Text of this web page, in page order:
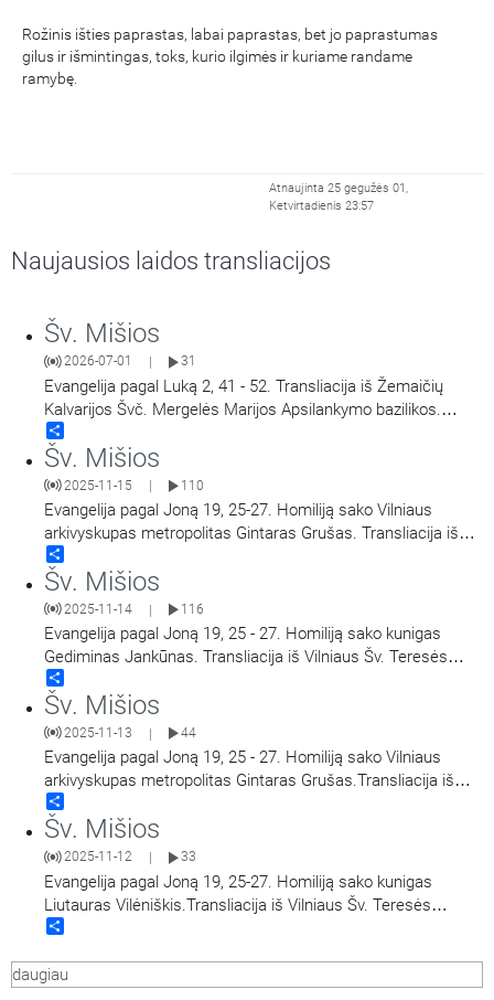
Rožinis išties paprastas, labai paprastas, bet jo paprastumas
gilus ir išmintingas, toks, kurio ilgimės ir kuriame randame
ramybę.
Atnaujinta 25 gegužės 01,
Ketvirtadienis 23:57
Naujausios laidos transliacijos
Šv. Mišios
2026-07-01 31
Evangelija pagal Luką 2, 41 - 52. Transliacija iš Žemaičių
Kalvarijos Švč. Mergelės Marijos Apsilankymo bazilikos.
Didieji Žemaičių Kalvarijos atllaidai. Šv. Mišias aukoja arkiv.
Šv. Mišios
2025-11-15 110
Evangelija pagal Joną 19, 25-27. Homiliją sako Vilniaus
arkivyskupas metropolitas Gintaras Grušas. Transliacija iš
Vilniaus Šv. Teresės bažnyčios. Aušros Vartų Švč. Mergelės
Marijos Gailestingumo Motinos atlaidai.
Šv. Mišios
2025-11-14 | 116
Evangelija pagal Joną 19, 25 - 27. Homiliją sako kunigas
Gediminas Jankūnas. Transliacija iš Vilniaus Šv. Teresės
bažnyčios. Aušros Vartų Švč. Mergelės Marijos
Gailestingumo Motinos atlaidai.
Šv. Mišios
2025-11-13 | 44
Evangelija pagal Joną 19, 25 - 27. Homiliją sako Vilniaus
arkivyskupas metropolitas Gintaras Grušas.Transliacija iš
Vilniaus Šv. Teresės bažnyčios. Aušros Vartų Švč. Mergelės
Marijos Gailestingumo Motinos atlaidai.
Šv. Mišios
2025-11-12 33
Evangelija pagal Joną 19, 25-27. Homiliją sako kunigas
Liutauras Vilėniškis.Transliacija iš Vilniaus Šv. Teresės
bažnyčios. Aušros Vartų Švč. Mergelės Marijos
daugiau